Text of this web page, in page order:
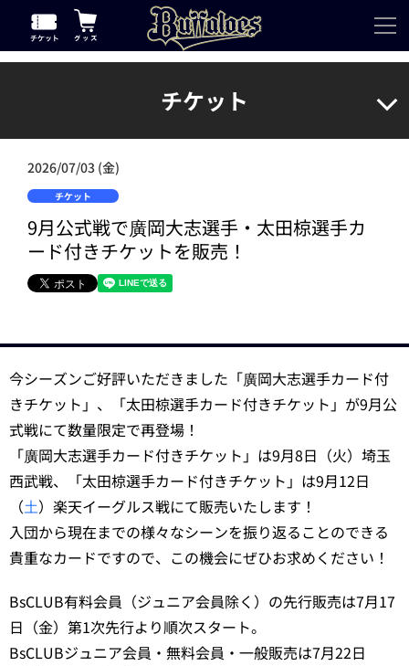
チケット
2026/07/03 (金)
チケット
9月公式戦で廣岡大志選手・太田椋選手カ
ード付きチケットを販売！
今シーズンご好評いただきました「廣岡大志選手カード付
きチケット」、「太田椋選手カード付きチケット」が9月公
式戦にて数量限定で再登場！
「廣岡大志選手カード付きチケット」は9月8日（火）埼玉
西武戦、「太田椋選手カード付きチケット」は9月12日
（土）楽天イーグルス戦にて販売いたします！
入団から現在までの様々なシーンを振り返ることのできる
貴重なカードですので、この機会にぜひお求めください！
BsCLUB有料会員（ジュニア会員除く）の先行販売は7月17
日（金）第1次先行より順次スタート。
BsCLUBジュニア会員・無料会員・一般販売は7月22日